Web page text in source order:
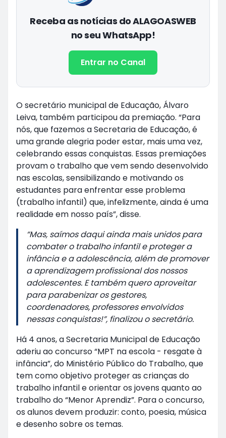
Receba as notícias do ALAGOASWEB
no seu WhatsApp!
Entrar no Canal
O secretário municipal de Educação, Álvaro
Leiva, também participou da premiação. “Para
nós, que fazemos a Secretaria de Educação, é
uma grande alegria poder estar, mais uma vez,
celebrando essas conquistas. Essas premiações
provam o trabalho que vem sendo desenvolvido
nas escolas, sensibilizando e motivando os
estudantes para enfrentar esse problema
(trabalho infantil) que, infelizmente, ainda é uma
realidade em nosso país”, disse.
“Mas, saímos daqui ainda mais unidos para
combater o trabalho infantil e proteger a
infância e a adolescência, além de promover
a aprendizagem profissional dos nossos
adolescentes. E também quero aproveitar
para parabenizar os gestores,
coordenadores, professores envolvidos
nessas conquistas!”, finalizou o secretário.
Há 4 anos, a Secretaria Municipal de Educação
aderiu ao concurso “MPT na escola - resgate à
infância”, do Ministério Público do Trabalho, que
tem como objetivo proteger as crianças do
trabalho infantil e orientar os jovens quanto ao
trabalho do “Menor Aprendiz”. Para o concurso,
os alunos devem produzir: conto, poesia, música
e desenho sobre os temas.